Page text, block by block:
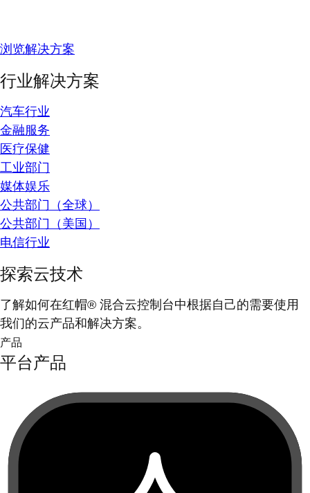
浏览解决方案
行业解决方案
汽车行业
金融服务
医疗保健
工业部门
媒体娱乐
公共部门（全球）
公共部门（美国）
电信行业
探索云技术
了解如何在红帽® 混合云控制台中根据自己的需要使用
我们的云产品和解决方案。
产品
平台产品